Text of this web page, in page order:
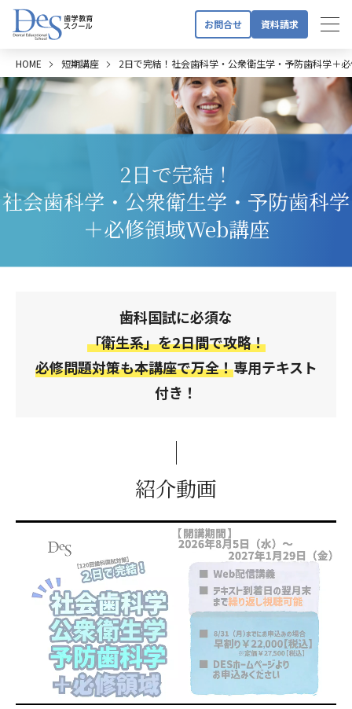
お問合せ 資料請求
HOME 短期講座 2日で完結！社会歯科学・公衆衛生学・予防歯科学＋
2日で完結！
社会歯科学・公衆衛生学・予防歯科学
＋必修領域Web講座
歯科国試に必須な
「衛生系」を2日間で攻略！
必修問題対策も本講座で万全！専用テキスト
付き！
紹介動画